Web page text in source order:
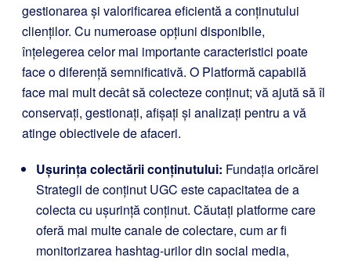
gestionarea și valorificarea eficientă a conținutului
clienților. Cu numeroase opțiuni disponibile,
înțelegerea celor mai importante caracteristici poate
face o diferență semnificativă. O Platformă capabilă
face mai mult decât să colecteze conținut; vă ajută să îl
conservați, gestionați, afișați și analizați pentru a vă
atinge obiectivele de afaceri.
Ușurința colectării conținutului: Fundația oricărei
Strategii de conținut UGC este capacitatea de a
colecta cu ușurință conținut. Căutați platforme care
oferă mai multe canale de colectare, cum ar fi
monitorizarea hashtag-urilor din social media,